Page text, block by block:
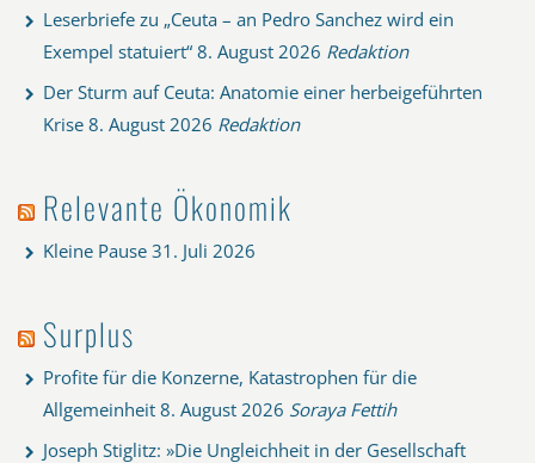
Leserbriefe zu „Ceuta – an Pedro Sanchez wird ein
Exempel statuiert“ 8. August 2026 Redaktion
Der Sturm auf Ceuta: Anatomie einer herbeigeführten
Krise 8. August 2026 Redaktion
Relevante Ökonomik
Kleine Pause 31. Juli 2026
Surplus
Profite für die Konzerne, Katastrophen für die
Allgemeinheit 8. August 2026 Soraya Fettih
Joseph Stiglitz: »Die Ungleichheit in der Gesellschaft